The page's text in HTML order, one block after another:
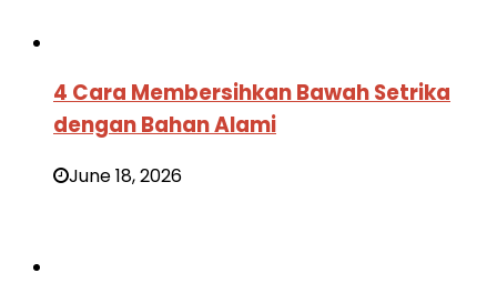
4 Cara Membersihkan Bawah Setrika
dengan Bahan Alami
June 18, 2026